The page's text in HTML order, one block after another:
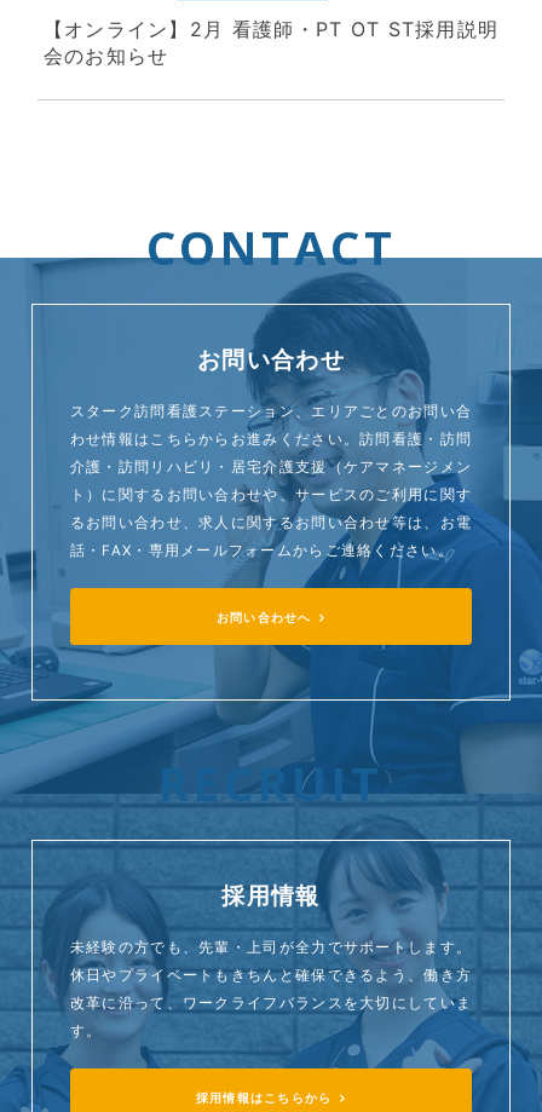
【オンライン】2月 看護師・PT OT ST採用説明
会のお知らせ
CONTACT
お問い合わせ
スターク訪問看護ステーション、エリアごとのお問い合
わせ情報はこちらからお進みください。訪問看護・訪問
介護・訪問リハビリ・居宅介護支援（ケアマネージメン
ト）に関するお問い合わせや、サービスのご利用に関す
るお問い合わせ、求人に関するお問い合わせ等は、お電
話・FAX・専用メールフォームからご連絡ください。
お問い合わせへ
RECRUIT
採用情報
未経験の方でも、先輩・上司が全力でサポートします。
休日やプライベートもきちんと確保できるよう、働き方
改革に沿って、ワークライフバランスを大切にしていま
す。
採用情報はこちらから